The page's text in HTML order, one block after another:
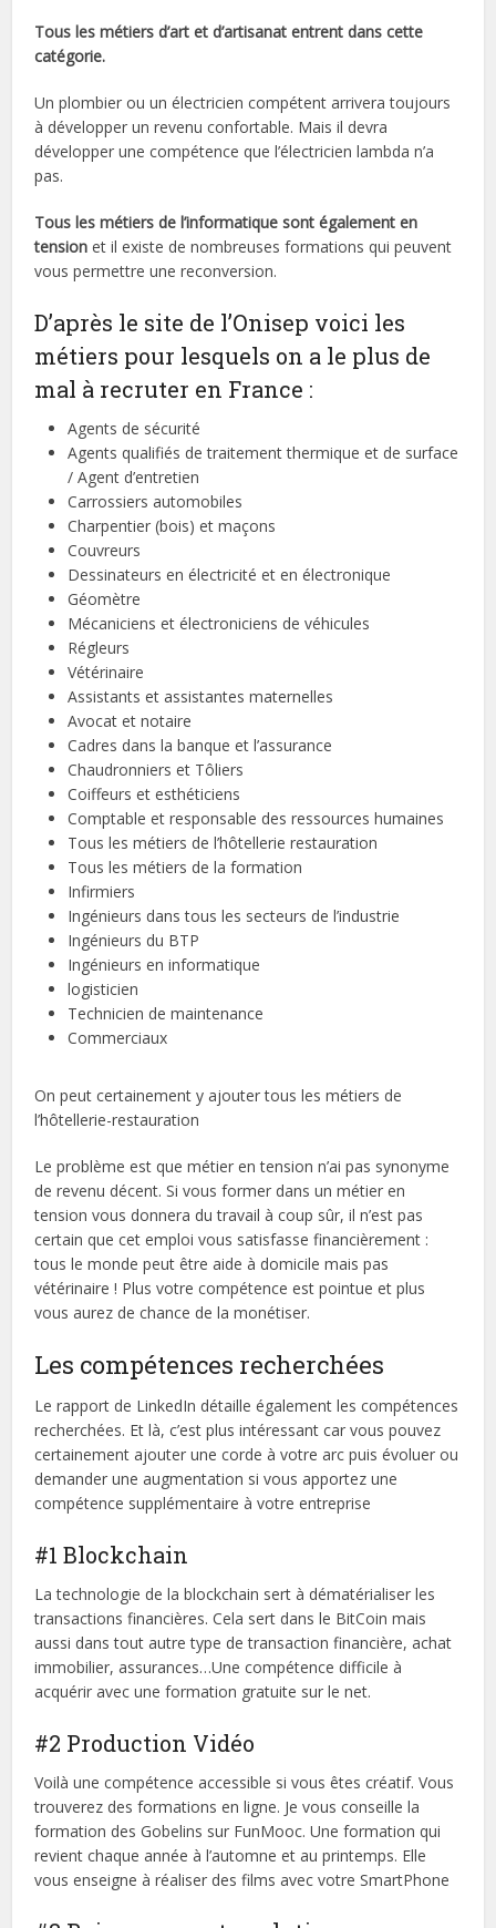
Tous les métiers d’art et d’artisanat entrent dans cette
catégorie.
Un plombier ou un électricien compétent arrivera toujours
à développer un revenu confortable. Mais il devra
développer une compétence que l’électricien lambda n’a
pas.
Tous les métiers de l’informatique sont également en
tension et il existe de nombreuses formations qui peuvent
vous permettre une reconversion.
D’après le site de l’Onisep voici les
métiers pour lesquels on a le plus de
mal à recruter en France :
Agents de sécurité
Agents qualifiés de traitement thermique et de surface
/ Agent d’entretien
Carrossiers automobiles
Charpentier (bois) et maçons
Couvreurs
Dessinateurs en électricité et en électronique
Géomètre
Mécaniciens et électroniciens de véhicules
Régleurs
Vétérinaire
Assistants et assistantes maternelles
Avocat et notaire
Cadres dans la banque et l’assurance
Chaudronniers et Tôliers
Coiffeurs et esthéticiens
Comptable et responsable des ressources humaines
Tous les métiers de l’hôtellerie restauration
Tous les métiers de la formation
Infirmiers
Ingénieurs dans tous les secteurs de l’industrie
Ingénieurs du BTP
Ingénieurs en informatique
logisticien
Technicien de maintenance
Commerciaux
On peut certainement y ajouter tous les métiers de
l’hôtellerie-restauration
Le problème est que métier en tension n’ai pas synonyme
de revenu décent. Si vous former dans un métier en
tension vous donnera du travail à coup sûr, il n’est pas
certain que cet emploi vous satisfasse financièrement :
tous le monde peut être aide à domicile mais pas
vétérinaire ! Plus votre compétence est pointue et plus
vous aurez de chance de la monétiser.
Les compétences recherchées
Le rapport de LinkedIn détaille également les compétences
recherchées. Et là, c’est plus intéressant car vous pouvez
certainement ajouter une corde à votre arc puis évoluer ou
demander une augmentation si vous apportez une
compétence supplémentaire à votre entreprise
#1 Blockchain
La technologie de la blockchain sert à dématérialiser les
transactions financières. Cela sert dans le BitCoin mais
aussi dans tout autre type de transaction financière, achat
immobilier, assurances…Une compétence difficile à
acquérir avec une formation gratuite sur le net.
#2 Production Vidéo
Voilà une compétence accessible si vous êtes créatif. Vous
trouverez des formations en ligne. Je vous conseille la
formation des Gobelins sur FunMooc. Une formation qui
revient chaque année à l’automne et au printemps. Elle
vous enseigne à réaliser des films avec votre SmartPhone